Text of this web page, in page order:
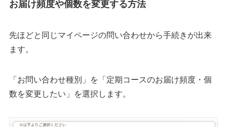
お届け頻度や個数を変更する方法
先ほどと同じマイページの問い合わせから手続きが出来
ます。
「お問い合わせ種別」を「定期コースのお届け頻度・個
数を変更したい」を選択します。